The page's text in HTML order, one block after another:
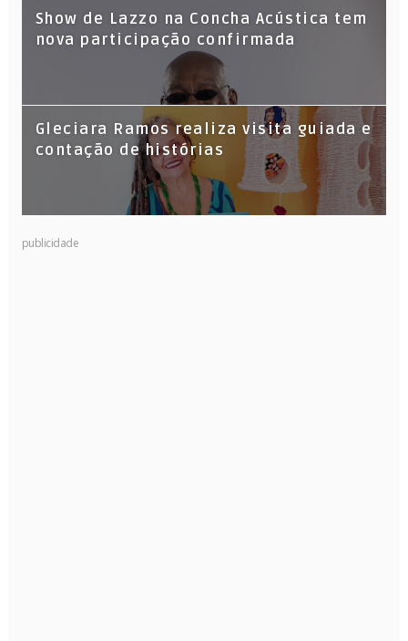
Show de Lazzo na Concha Acústica tem
nova participação confirmada
Gleciara Ramos realiza visita guiada e
contação de histórias
publicidade